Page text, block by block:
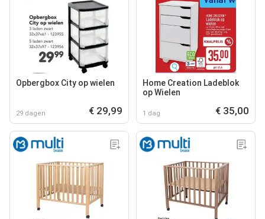
Opbergbox City op wielen
29 dagen € 29,99
Home Creation Ladeblok
op Wielen
1 dag € 35,00